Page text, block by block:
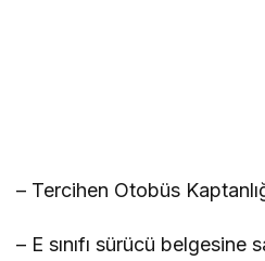
– Tercihen Otobüs
– E sınıfı sürücü belgesine